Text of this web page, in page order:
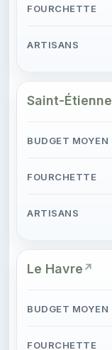
Saint-Étienne
Le Havre